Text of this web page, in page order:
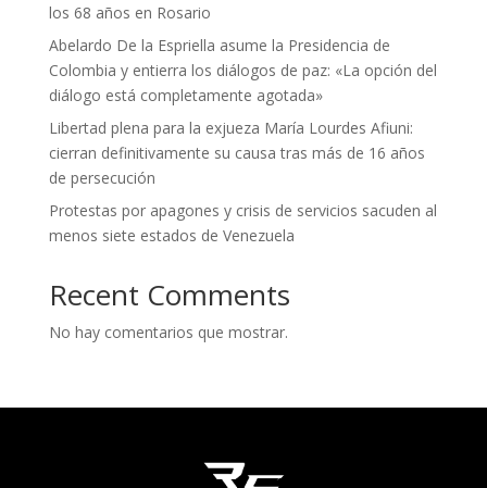
los 68 años en Rosario
Abelardo De la Espriella asume la Presidencia de
Colombia y entierra los diálogos de paz: «La opción del
diálogo está completamente agotada»
Libertad plena para la exjueza María Lourdes Afiuni:
cierran definitivamente su causa tras más de 16 años
de persecución
Protestas por apagones y crisis de servicios sacuden al
menos siete estados de Venezuela
Recent Comments
No hay comentarios que mostrar.